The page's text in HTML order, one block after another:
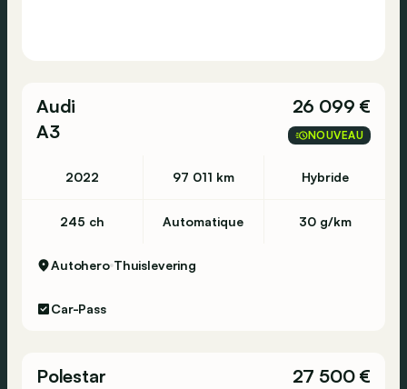
Audi
A3
26 099 €
NOUVEAU
2022 97 011 km Hybride
245 ch Automatique 30 g/km
Autohero Thuislevering
Car-Pass
Polestar
27 500 €